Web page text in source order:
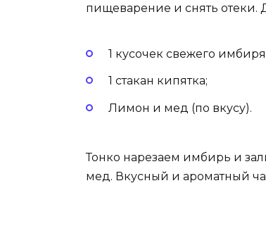
пищеварение и снять отеки.
1 кусочек свежего
1 стакан кипятка;
Лимон и мед (по вкусу).
Тонко нарезаем имбирь и
мед. Вкусный и ароматный